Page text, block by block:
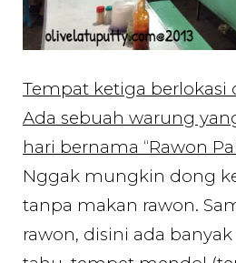
Tempat ketiga berlokasi
Ada sebuah warung
hari bernama “Rawon
Nggak mungkin dong
tanpa makan rawon.
rawon, disini ada